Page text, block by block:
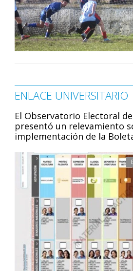
ENLACE UNIVERSITARIO
El Observatorio Electoral
presentó un relevamiento
implementación de la